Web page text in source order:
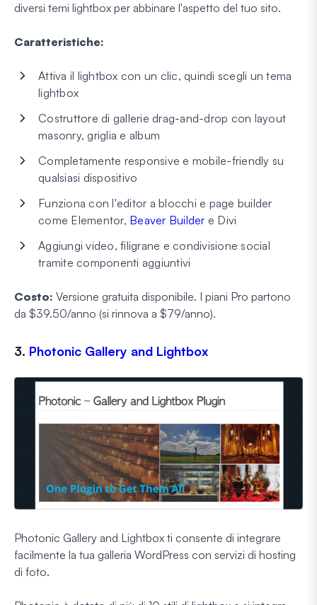
diversi temi lightbox per abbinare l'aspetto del tuo sito.
Caratteristiche:
Attiva il lightbox con un clic, quindi scegli un tema
lightbox
Costruttore di gallerie drag-and-drop con layout
masonry, griglia e album
Completamente responsive e mobile-friendly su
qualsiasi dispositivo
Funziona con l'editor a blocchi e page builder
come Elementor, Beaver Builder e Divi
Aggiungi video, filigrane e condivisione social
tramite componenti aggiuntivi
Costo: Versione gratuita disponibile. I piani Pro partono
da $39.50/anno (si rinnova a $79/anno).
3. Photonic Gallery and Lightbox
Photonic Gallery and Lightbox ti consente di integrare
facilmente la tua galleria WordPress con servizi di hosting
di foto.